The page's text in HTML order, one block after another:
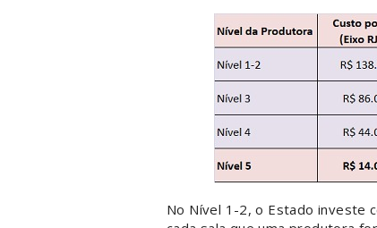
No Nível 1-2, o Estado investe